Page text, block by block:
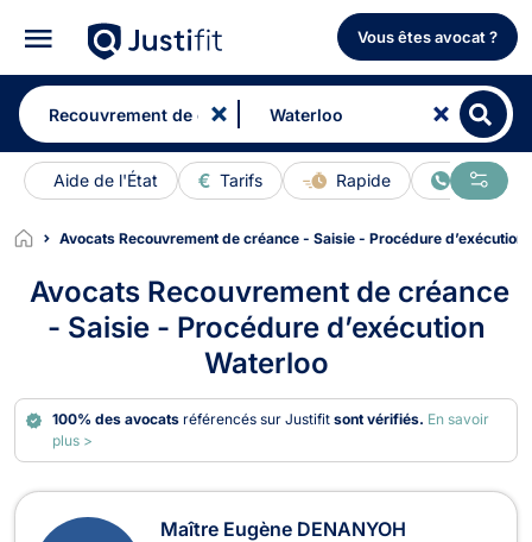
Vous êtes avocat ?
Aide de l'État Tarifs Rapide En ligne
Avocats Recouvrement de créance - Saisie - Procédure d’exécution
Avocats Recouvrement de créance
- Saisie - Procédure d’exécution
Waterloo
100% des avocats référencés sur Justifitsont vérifiés. En savoir
plus >
Avocats en Recouvrement de
Maître Eugène DENANYOH